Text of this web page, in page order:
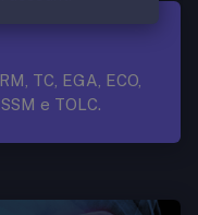
TC, EGA, ECO,
e TOLC.